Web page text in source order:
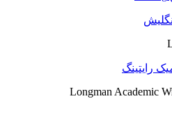
رایتینگ
Longman Academic